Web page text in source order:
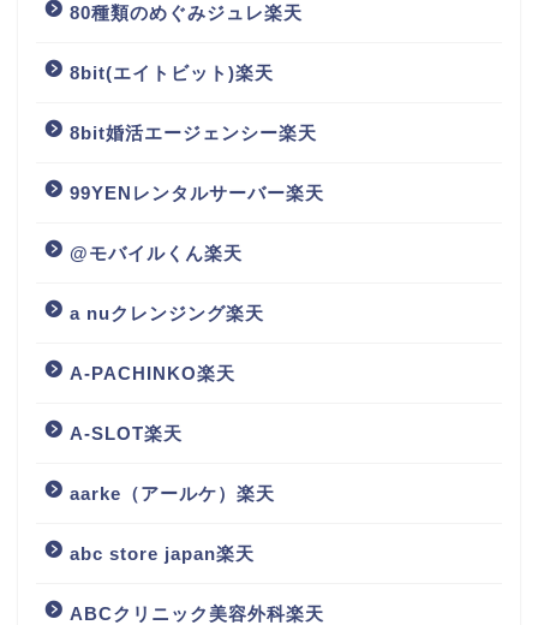
80種類のめぐみジュレ楽天
8bit(エイトビット)楽天
8bit婚活エージェンシー楽天
99YENレンタルサーバー楽天
@モバイルくん楽天
a nuクレンジング楽天
A-PACHINKO楽天
A-SLOT楽天
aarke（アールケ）楽天
abc store japan楽天
ABCクリニック美容外科楽天